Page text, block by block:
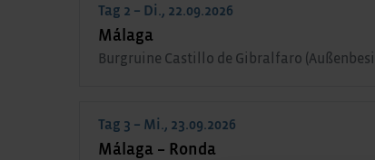
Tag 2 – Di., 22.09.2026
Málaga
Burgruine Castillo de Gibralfaro
Tag 3 – Mi., 23.09.2026
Málaga – Ronda